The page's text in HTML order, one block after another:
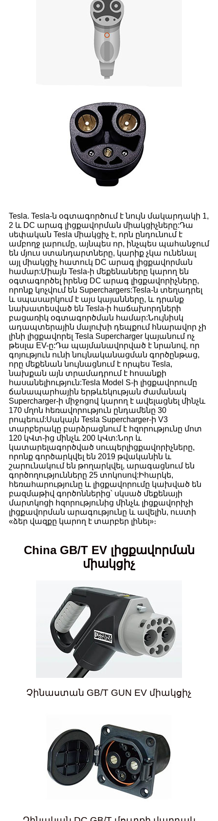
Tesla. Tesla-ն օգտագործում է նույն մակարդակի 1,
2 և DC արագ լիցքավորման միակցիչները:Դա
սեփական Tesla միակցիչ է, որն ընդունում է
ամբողջ լարումը, այնպես որ, ինչպես պահանջում
են մյուս ստանդարտները, կարիք չկա ունենալ
այլ միակցիչ հատուկ DC արագ լիցքավորման
համար:Միայն Tesla-ի մեքենաները կարող են
օգտագործել իրենց DC արագ լիցքավորիչները,
որոնք կոչվում են Superchargers:Tesla-ն տեղադրել
և սպասարկում է այս կայանները, և դրանք
նախատեսված են Tesla-ի հաճախորդների
բացառիկ օգտագործման համար:Նույնիսկ
ադապտերային մալուխի դեպքում հնարավոր չի
լինի լիցքավորել Tesla Supercharger կայանում ոչ
թեսլա EV-ը:Դա պայմանավորված է նրանով, որ
գոյություն ունի նույնականացման գործընթաց,
որը մեքենան նույնացնում է որպես Tesla,
նախքան այն տրամադրում է հոսանքի
հասանելիություն:Tesla Model S-ի լիցքավորումը
ճանապարհային երթևեկության ժամանակ
Supercharger-ի միջոցով կարող է ավելացնել մինչև
170 մղոն հեռավորություն ընդամենը 30
րոպեում:Սակայն Tesla Supercharger-ի V3
տարբերակը բարձրացնում է հզորությունը մոտ
120 կՎտ-ից մինչև 200 կՎտ:Նոր և
կատարելագործված սուպերլիցքավորիչները,
որոնք գործարկվել են 2019 թվականին և
շարունակում են թողարկվել, արագացնում են
գործողությունները 25 տոկոսով:Իհարկե,
հեռահարությունը և լիցքավորումը կախված են
բազմաթիվ գործոններից՝ սկսած մեքենայի
մարտկոցի հզորությունից մինչև լիցքավորիչի
լիցքավորման արագությունը և ավելին, ուստի
«ձեր վազքը կարող է տարբեր լինել»։
China GB/T EV լիցքավորման
միակցիչ
Չինաստան GB/T GUN EV միակցիչ